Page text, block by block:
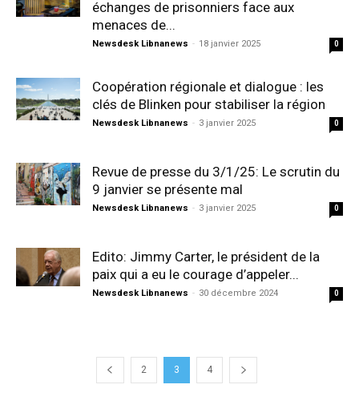
échanges de prisonniers face aux
menaces de...
Newsdesk Libnanews - 18 janvier 2025 0
Coopération régionale et dialogue : les
clés de Blinken pour stabiliser la région
Newsdesk Libnanews - 3 janvier 2025 0
Revue de presse du 3/1/25: Le scrutin du
9 janvier se présente mal
Newsdesk Libnanews - 3 janvier 2025 0
Edito: Jimmy Carter, le président de la
paix qui a eu le courage d’appeler...
Newsdesk Libnanews - 30 décembre 2024 0
2 3 4